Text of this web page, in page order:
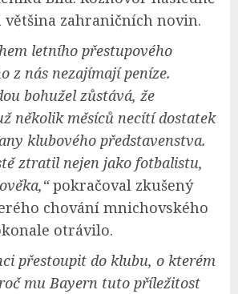
zahraničních novin.
letního přestupového
z nás nezajímají peníze.
bohužel zůstává, že
několik měsíců necítí dostatek
klubového představenstva.
ztratil nejen jako fotbalistu,
pokračoval zkušený
chování mnichovského
otrávilo.
přestoupit do klubu, o kterém
mu Bayern tuto příležitost